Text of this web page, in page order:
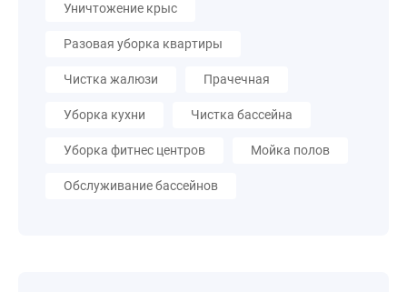
Уничтожение крыс
Разовая уборка квартиры
Чистка жалюзи Прачечная
Уборка кухни Чистка бассейна
Уборка фитнес центров Мойка полов
Обслуживание бассейнов